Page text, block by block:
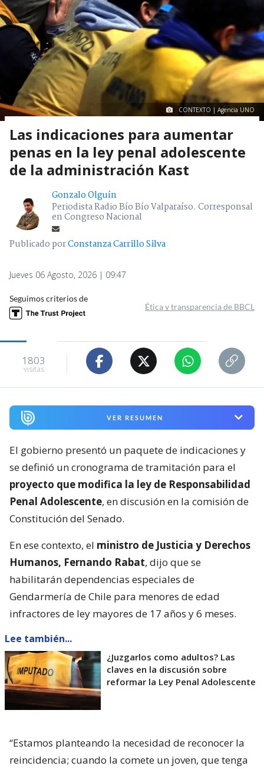
CONTEXTO | Agencia UNO
Las indicaciones para aumentar
penas en la ley penal adolescente
de la administración Kast
Gonzalo Olguín
Periodista Radio Bío Bío Valparaíso. Corresponsal
en Congreso Nacional
Publicado porConstanza Carrillo Silva
Jueves 06 Agosto, 2026 | 09:47
Seguimos criterios de
Ética y transparencia de BBCL
1803
visitas
VER RESUMEN
El gobierno presentó un paquete de indicaciones y
se definió un cronograma de tramitación para el
proyecto que modifica la ley de Responsabilidad
Penal Adolescente, en discusión en la comisión de
Constitución del Senado.
En ese contexto, el ministro de Justicia y Derechos
Humanos, Fernando Rabat, dijo que se
habilitarán dependencias especiales de
Gendarmería de Chile para menores de edad
infractores de ley mayores de 17 años y 6 meses.
Lee también...
¿Juzgarlos como adultos? Las
claves en la discusión sobre
reformar la Ley Penal Adolescente
“Estamos planteando la necesidad de reconocer la
reincidencia; cuando la comete un joven, que tenga